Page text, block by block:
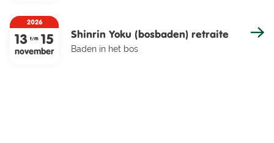
2026
13 t/m 15
november
Shinrin Yoku (bosbaden) retraite
Baden in het bos